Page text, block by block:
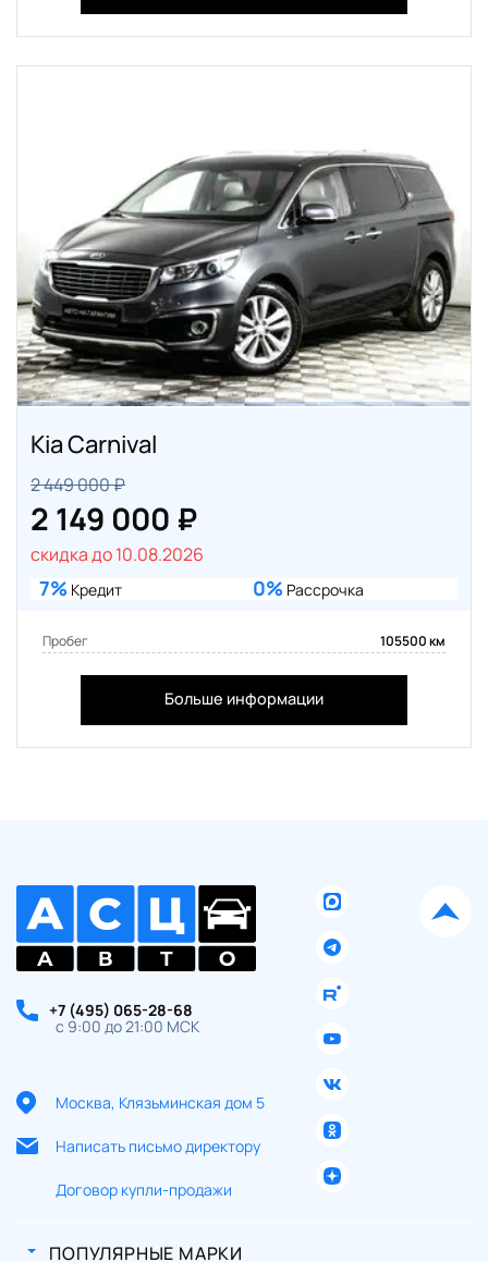
Kia Carnival
2 449 000 ₽
2 149 000 ₽
скидка до 10.08.2026
7% Кредит 0% Рассрочка
Пробег 105500 км
Больше информации
+7 (495) 065-28-68
с 9:00 до 21:00 МСК
Москва, Клязьминская дом 5
Написать письмо директору
Договор купли-продажи
ПОПУЛЯРНЫЕ МАРКИ